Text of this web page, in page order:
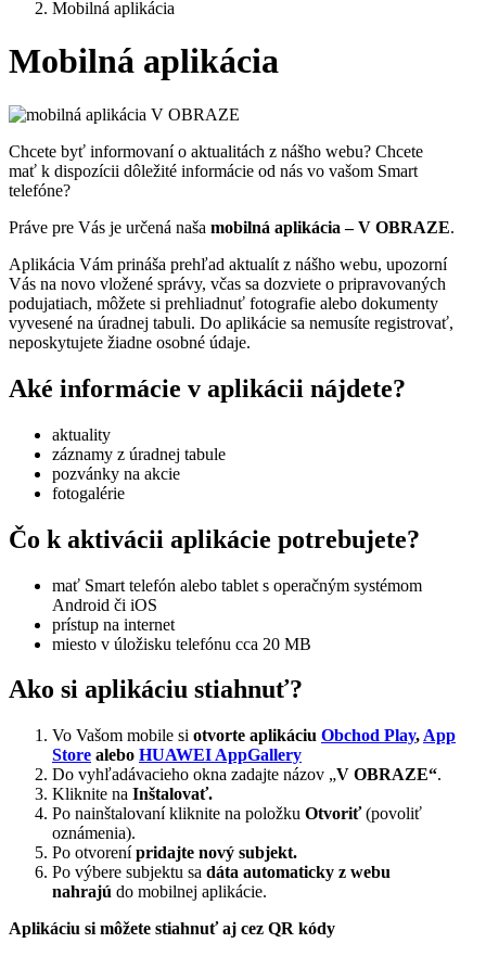
Mobilná aplikácia
Mobilná aplikácia
Chcete byť informovaní o aktualitách z nášho webu? Chcete
mať k dispozícii dôležité informácie od nás vo vašom Smart
telefóne?
Práve pre Vás je určená naša mobilná aplikácia – V OBRAZE.
Aplikácia Vám prináša prehľad aktualít z nášho webu, upozorní
Vás na novo vložené správy, včas sa dozviete o pripravovaných
podujatiach, môžete si prehliadnuť fotografie alebo dokumenty
vyvesené na úradnej tabuli. Do aplikácie sa nemusíte registrovať,
neposkytujete žiadne osobné údaje.
Aké informácie v aplikácii nájdete?
aktuality
záznamy z úradnej tabule
pozvánky na akcie
fotogalérie
Čo k aktivácii aplikácie potrebujete?
mať Smart telefón alebo tablet s operačným systémom
Android či iOS
prístup na internet
miesto v úložisku telefónu cca 20 MB
Ako si aplikáciu stiahnuť?
Vo Vašom mobile si otvorte aplikáciu Obchod Play, App
Store alebo HUAWEI AppGallery
Do vyhľadávacieho okna zadajte názov „V OBRAZE“.
Kliknite na Inštalovať.
Po nainštalovaní kliknite na položku Otvoriť(povoliť
oznámenia).
Po otvorenípridajte nový subjekt.
Po výbere subjektu sa dáta automaticky z webu
nahrajú do mobilnej aplikácie.
Aplikáciu si môžete stiahnuť aj cez QR kódy